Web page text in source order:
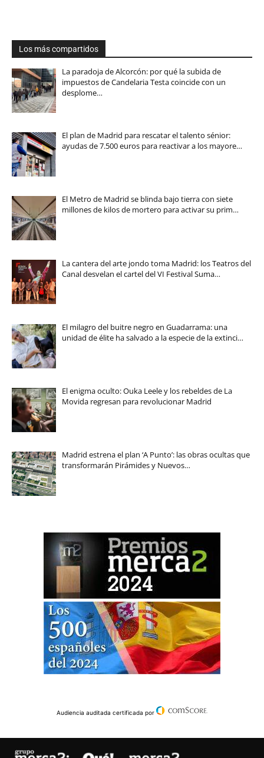
Los más compartidos
La paradoja de Alcorcón: por qué la subida de
impuestos de Candelaria Testa coincide con un
desplome…
El plan de Madrid para rescatar el talento sénior:
ayudas de 7.500 euros para reactivar a los mayore…
El Metro de Madrid se blinda bajo tierra con siete
millones de kilos de mortero para activar su prim…
La cantera del arte jondo toma Madrid: los Teatros del
Canal desvelan el cartel del VI Festival Suma…
El milagro del buitre negro en Guadarrama: una
unidad de élite ha salvado a la especie de la extinci…
El enigma oculto: Ouka Leele y los rebeldes de La
Movida regresan para revolucionar Madrid
Madrid estrena el plan ‘A Punto’: las obras ocultas que
transformarán Pirámides y Nuevos…
Audiencia auditada certificada por